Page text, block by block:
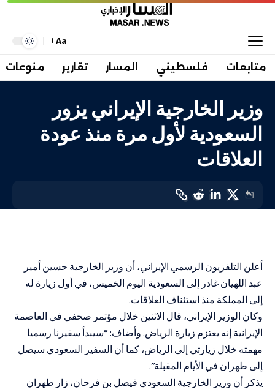
Aa
متابعات فلسطيني المسار تقارير منوعات
وزير الخارجية الإيراني يزور
السعودية لأول مرة منذ عودة
العلاقات
أعلن التلفزيون الرسمي الإيراني، أن وزير الخارجية حسين أمير
عبد اللهيان غادر إلى السعودية اليوم الخميس، في أول زيارة له
إلى المملكة منذ استئناف العلاقات.
وكان الوزير الإيراني، قال الاثنين خلال مؤتمر صحفي في العاصمة
الإيرانية إنه يعتزم زيارة الرياض. وأضاف: “سيبدأ سفيرنا رسميا
مهمته خلال زيارتي إلى الرياض، كما أن السفير السعودي سيصل
إلى طهران في الأيام المقبلة”.
يذكر أن وزير الخارجية السعودي فيصل بن فرحان، زار طهران